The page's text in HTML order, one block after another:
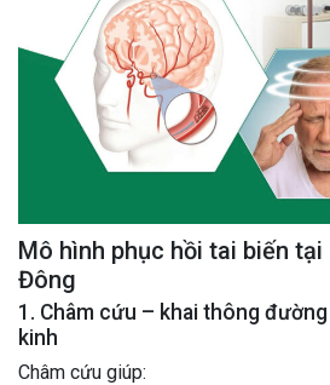
Mô hình phục hồi tai biến
Đông
1. Châm cứu – khai thông
kinh
Châm cứu giúp: